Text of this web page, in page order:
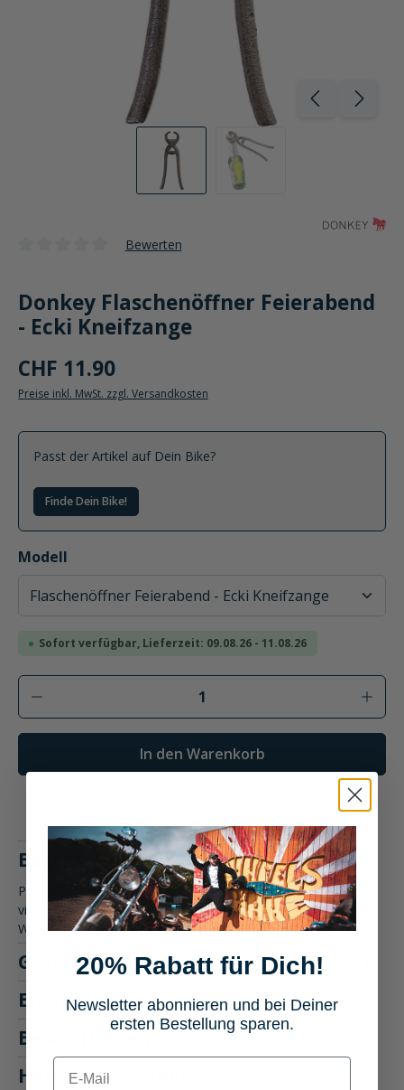
Bewerten
Donkey Flaschenöffner Feierabend
- Ecki Kneifzange
CHF 11.90
Preise inkl. MwSt. zzgl. Versandkosten
Passt der Artikel auf Dein Bike?
Finde Dein Bike!
Modell
auswählen
Sofort verfügbar, Lieferzeit: 09.08.26 - 11.08.26
Produkt Anzahl: Gib den gewünschten
In den Warenkorb
Beschreibung
Produktbeschreibung: Donkey Flaschenöffner Entdecke den
vielseitigen Donkey Flaschenöffner, der in Form von
Werkzeugen wie R…Mehr
Größentabelle
Eigenschaften
Bewertungen
Hersteller "Donkey"
20% Rabatt für Dich!
Newsletter abonnieren und bei Deiner
ersten Bestellung sparen.
E-mail